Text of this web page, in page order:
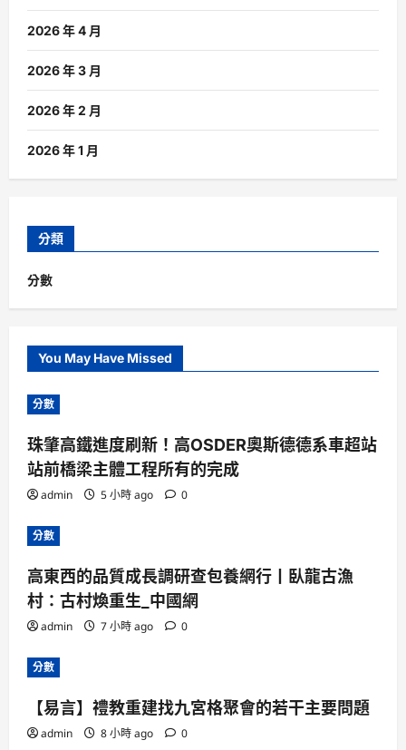
2026 年 4 月
2026 年 3 月
2026 年 2 月
2026 年 1 月
分類
分數
You May Have Missed
分數
珠肇高鐵進度刷新！高OSDER奧斯德德系車超站
站前橋梁主體工程所有的完成
admin 5 小時 ago 0
分數
高東西的品質成長調研查包養網行丨臥龍古漁
村：古村煥重生_中國網
admin 7 小時 ago 0
分數
【易言】禮教重建找九宮格聚會的若干主要問題
admin 8 小時 ago 0